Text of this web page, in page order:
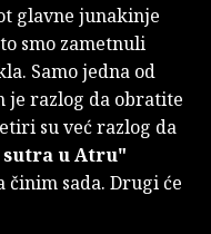
glavne junakinje
smo zametnuli
Samo jedna od
je razlog da obratite
su već razlog da
sutra u Atru"
sada. Drugi će